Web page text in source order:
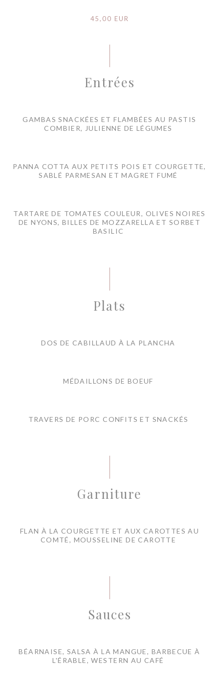
45,00 EUR
Entrées
GAMBAS SNACKÉES ET FLAMBÉES AU PASTIS
COMBIER, JULIENNE DE LÉGUMES
PANNA COTTA AUX PETITS POIS ET COURGETTE,
SABLÉ PARMESAN ET MAGRET FUMÉ
TARTARE DE TOMATES COULEUR, OLIVES NOIRES
DE NYONS, BILLES DE MOZZARELLA ET SORBET
BASILIC
Plats
DOS DE CABILLAUD À LA PLANCHA
MÉDAILLONS DE BOEUF
TRAVERS DE PORC CONFITS ET SNACKÉS
Garniture
FLAN À LA COURGETTE ET AUX CAROTTES AU
COMTÉ, MOUSSELINE DE CAROTTE
Sauces
BÉARNAISE, SALSA À LA MANGUE, BARBECUE À
L'ÉRABLE, WESTERN AU CAFÉ